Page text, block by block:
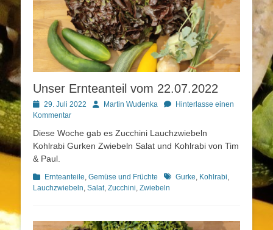
Unser Ernteanteil vom 22.07.2022
Posted
on
29. Juli 2022 AutorMartin Wudenka
Hinterlasse einen
Kommentar
Diese Woche gab es Zucchini Lauchzwiebeln
Kohlrabi Gurken Zwiebeln Salat und Kohlrabi von Tim
& Paul.
Kategorien
Ernteanteile Gemüse und Früchte Schlagworte
Gurke Kohlrabi
Lauchzwiebeln Salat, Zucchini Zwiebeln